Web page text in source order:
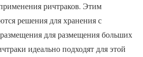
ричтраков. Этим
решения для хранения с
для размещения больших
идеально подходят для этой